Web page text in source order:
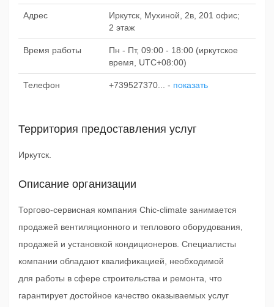
Адрес
Иркутск, Мухиной, 2в, 201 офис;
2 этаж
Время работы
Пн - Пт, 09:00 - 18:00 (иркутское
время, UTC+08:00)
Телефон +739527370... - показать
Территория предоставления услуг
Иркутск.
Описание организации
Торгово-сервисная компания Chic-climate занимается
продажей вентиляционного и теплового оборудования,
продажей и установкой кондиционеров. Специалисты
компании обладают квалификацией, необходимой
для работы в сфере строительства и ремонта, что
гарантирует достойное качество оказываемых услуг